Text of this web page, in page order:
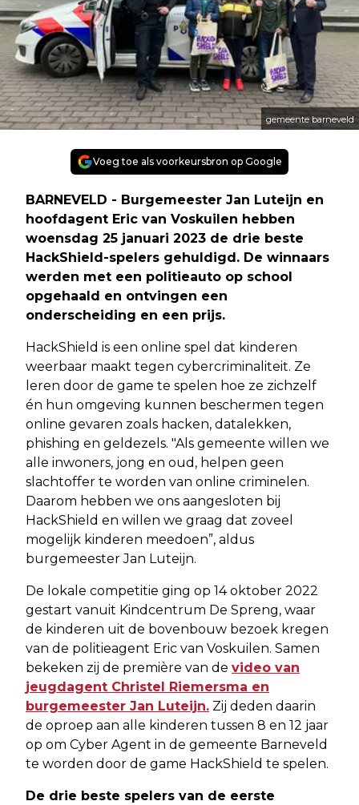
gemeente barneveld
Voeg toe als voorkeursbron op Google
BARNEVELD - Burgemeester Jan Luteijn en
hoofdagent Eric van Voskuilen hebben
woensdag 25 januari 2023 de drie beste
HackShield-spelers gehuldigd. De winnaars
werden met een politieauto op school
opgehaald en ontvingen een
onderscheiding en een prijs.
HackShield is een online spel dat kinderen
weerbaar maakt tegen cybercriminaliteit. Ze
leren door de game te spelen hoe ze zichzelf
én hun omgeving kunnen beschermen tegen
online gevaren zoals hacken, datalekken,
phishing en geldezels. "Als gemeente willen we
alle inwoners, jong en oud, helpen geen
slachtoffer te worden van online criminelen.
Daarom hebben we ons aangesloten bij
HackShield en willen we graag dat zoveel
mogelijk kinderen meedoen”, aldus
burgemeester Jan Luteijn.
De lokale competitie ging op 14 oktober 2022
gestart vanuit Kindcentrum De Spreng, waar
de kinderen uit de bovenbouw bezoek kregen
van de politieagent Eric van Voskuilen. Samen
bekeken zij de première van de video van
jeugdagent Christel Riemersma en
burgemeester Jan Luteijn. Zij deden daarin
de oproep aan alle kinderen tussen 8 en 12 jaar
op om Cyber Agent in de gemeente Barneveld
te worden door de game HackShield te spelen.
De drie beste spelers van de eerste